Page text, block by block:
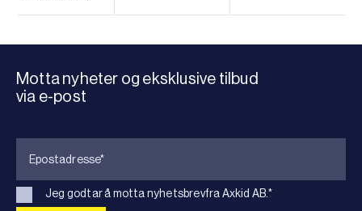
Motta nyheter og eksklusive tilbud
via e-post
Jeg godtar å motta nyhetsbrevfra Axkid AB.*